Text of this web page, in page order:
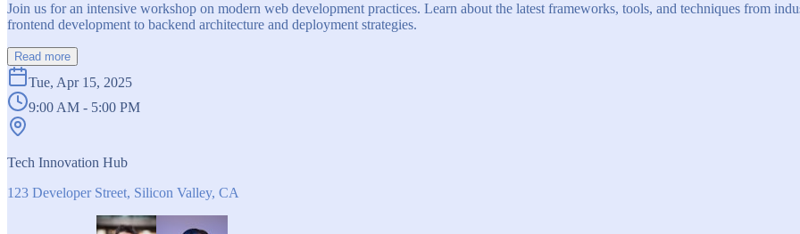
Join us for an intensive workshop on modern web development practices. Learn about the latest frameworks, tools, and techniques from
frontend development to backend architecture and deployment strategies.
Read more
Tue, Apr 15, 2025
9:00 AM - 5:00 PM
Tech Innovation Hub
123 Developer Street, Silicon Valley, CA